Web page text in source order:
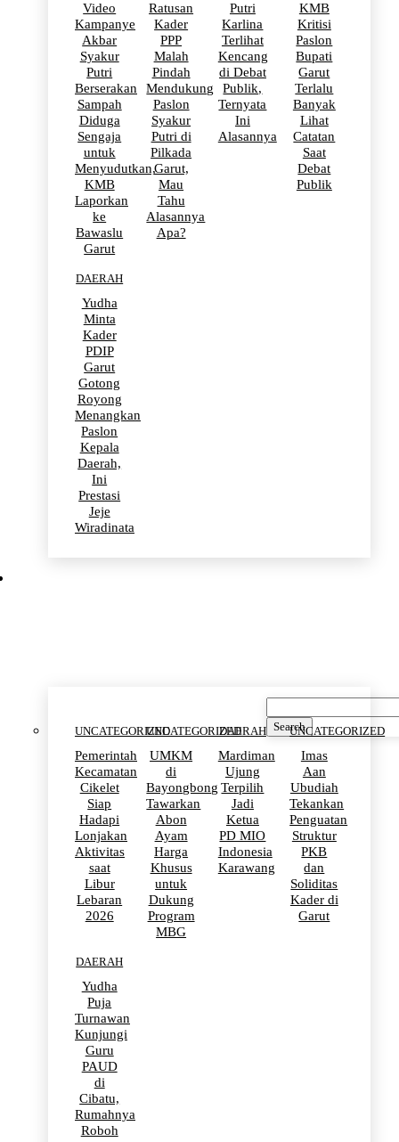
Video
Kampanye
Akbar
Syakur
Putri
Berserakan
Sampah
Diduga
Sengaja
untuk
Menyudutkan,
KMB
Laporkan
ke
Bawaslu
Garut
Ratusan
Kader
PPP
Malah
Pindah
Mendukung
Paslon
Syakur
Putri di
Pilkada
Garut,
Mau
Tahu
Alasannya
Apa?
Putri
Karlina
Terlihat
Kencang
di Debat
Publik,
Ternyata
Ini
Alasannya
KMB
Kritisi
Paslon
Bupati
Garut
Terlalu
Banyak
Lihat
Catatan
Saat
Debat
Publik
DAERAH
Yudha
Minta
Kader
PDIP
Garut
Gotong
Royong
Menangkan
Paslon
Kepala
Daerah,
Ini
Prestasi
Jeje
Wiradinata
UNCATEGORIZED
Pemerintah
Kecamatan
Cikelet
Siap
Hadapi
Lonjakan
Aktivitas
saat
Libur
Lebaran
2026
UNCATEGORIZED
UMKM
di
Bayongbong
Tawarkan
Abon
Ayam
Harga
Khusus
untuk
Dukung
Program
MBG
DAERAH
Mardiman
Ujung
Terpilih
Jadi
Ketua
PD MIO
Indonesia
Karawang
UNCATEGORIZED
Imas
Aan
Ubudiah
Tekankan
Penguatan
Struktur
PKB
dan
Soliditas
Kader di
Garut
DAERAH
Yudha
Puja
Turnawan
Kunjungi
Guru
PAUD
di
Cibatu,
Rumahnya
Roboh
Search